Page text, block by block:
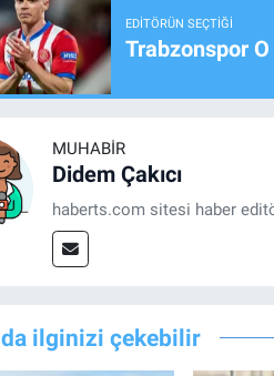
EDITÖRÜN SEÇTIĞI
Trabzonspor
MUHABIR
Didem Çakıcı
haberts.com sitesi haber
ilginizi çekebilir